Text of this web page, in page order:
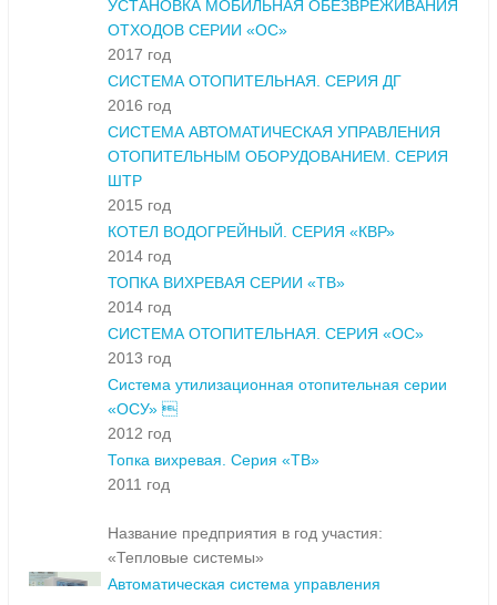
УСТАНОВКА МОБИЛЬНАЯ ОБЕЗВРЕЖИВАНИЯ
ОТХОДОВ СЕРИИ «ОС»
2017 год
СИСТЕМА ОТОПИТЕЛЬНАЯ. СЕРИЯ ДГ
2016 год
СИСТЕМА АВТОМАТИЧЕСКАЯ УПРАВЛЕНИЯ
ОТОПИТЕЛЬНЫМ ОБОРУДОВАНИЕМ. СЕРИЯ
ШТР
2015 год
КОТЕЛ ВОДОГРЕЙНЫЙ. СЕРИЯ «КВР»
2014 год
ТОПКА ВИХРЕВАЯ СЕРИИ «ТВ»
2014 год
СИСТЕМА ОТОПИТЕЛЬНАЯ. СЕРИЯ «ОС»
2013 год
Система утилизационная отопительная серии
«ОСУ» 
2012 год
Топка вихревая. Серия «ТВ»
2011 год
Название предприятия в год участия:
«Тепловые системы»
Автоматическая система управления